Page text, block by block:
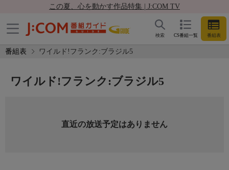
この夏、心を動かす作品特集 | J:COM TV
CS番組一覧 番組表
検索
番組表 ワイルド!フランク:ブラジル5
ワイルド!フランク:ブラジル5
直近の放送予定はありません